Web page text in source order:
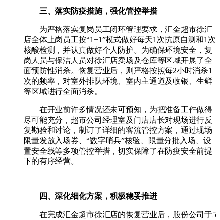
三、落实防疫措施，强化管控举措
为严格落实复岗员工闭环管理要求，汇金超市徐汇
店全体上岗员工按“1+1”模式做好每天1 次抗原自测和1 次
核酸检测，并认真做好个人防护。为确保环境安全，复
岗人员与保洁人员对徐汇店卖场及仓库等区域开展了全
面预防性消杀。恢复营业后，则严格按照每2小时消杀1
次的频率，对室外排队环境、室内主通道及收银、生鲜
等区域进行全面消杀。
在开业前许多情况还未可预知，为把准备工作做得
尽可能充分，超市公司经理室及门店店长对现场进行反
复勘验和讨论，制订了详细的客流管控方案，通过现场
限量发放入场券、 “数字哨兵”核验、限量分批入场、设
置安全线等多项管控举措，切实保障了在防疫安全前提
下的有序经营。
四、深化细化方案，积极稳妥推进
在完成汇金超市徐汇店的恢复营业后，股份公司于5